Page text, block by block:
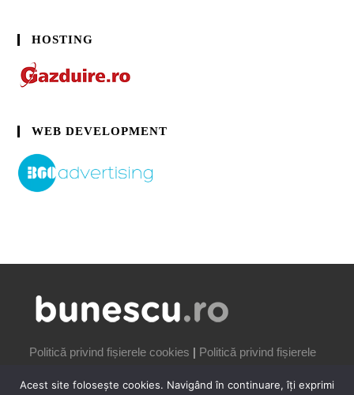
HOSTING
WEB DEVELOPMENT
Politică privind fișierele cookies | Politică privind fișierele
Acest site folosește cookies. Navigând în continuare, îți exprimi